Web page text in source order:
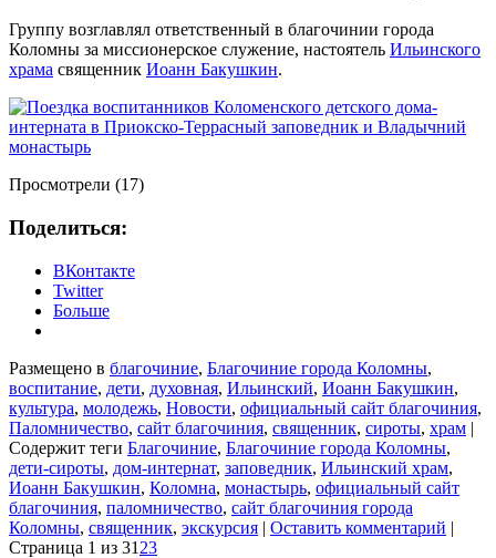
Группу возглавлял ответственный в благочинии города
Коломны за миссионерское служение, настоятель Ильинского
храма священник Иоанн Бакушкин.
Просмотрели (17)
Поделиться:
ВКонтакте
Twitter
Больше
Размещено в благочиние, Благочиние города Коломны,
воспитание, дети, духовная, Ильинский, Иоанн Бакушкин,
культура, молодежь, Новости, официальный сайт благочиния,
Паломничество, сайт благочиния, священник, сироты, храм |
Содержит теги Благочиние, Благочиние города Коломны,
дети-сироты, дом-интернат, заповедник, Ильинский храм,
Иоанн Бакушкин, Коломна, монастырь, официальный сайт
благочиния, паломничество, сайт благочиния города
Коломны, священник, экскурсия | Оставить комментарий |
Страница 1 из 31 23